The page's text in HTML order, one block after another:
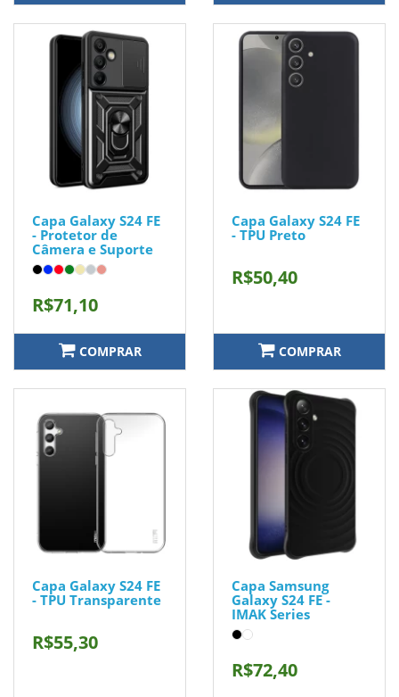
Capa Galaxy S24 FE
- Protetor de
Câmera e Suporte
R$71,10
COMPRAR
Capa Galaxy S24 FE
- TPU Preto
R$50,40
COMPRAR
Capa Galaxy S24 FE
- TPU Transparente
R$55,30
Capa Samsung
Galaxy S24 FE -
IMAK Series
R$72,40